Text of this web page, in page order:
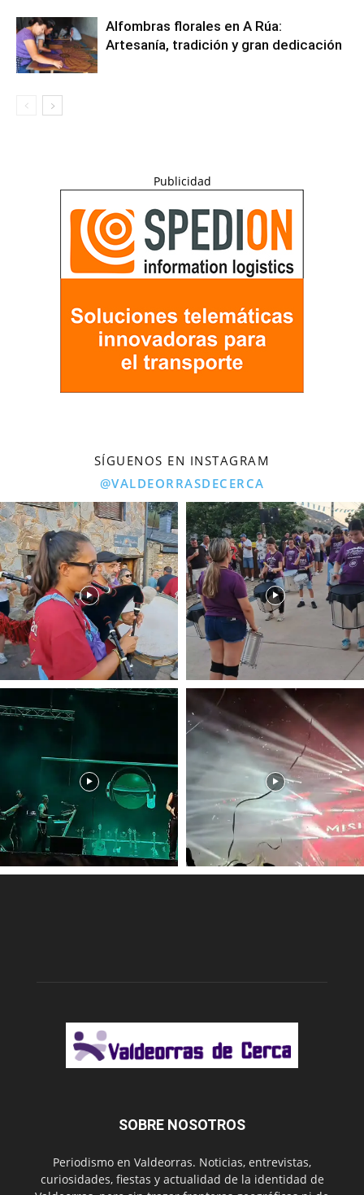
Alfombras florales en A Rúa:
Artesanía, tradición y gran dedicación
Publicidad
SÍGUENOS EN INSTAGRAM
@VALDEORRASDECERCA
SOBRE NOSOTROS
Periodismo en Valdeorras. Noticias, entrevistas,
curiosidades, fiestas y actualidad de la identidad de